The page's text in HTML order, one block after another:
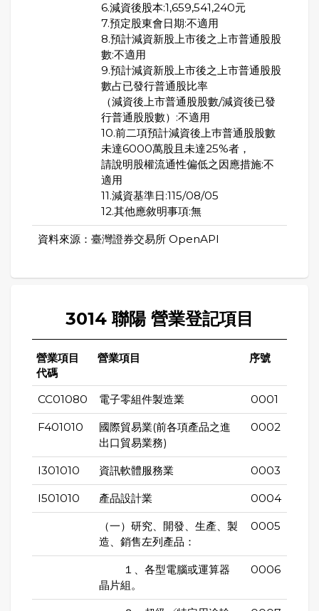
6.減資後股本:1,659,541,240元
7.預定股東會日期:不適用
8.預計減資新股上市後之上市普通股股
數:不適用
9.預計減資新股上市後之上市普通股股
數占已發行普通股比率
（減資後上市普通股股數/減資後已發
行普通股股數）:不適用
10.前二項預計減資後上巿普通股股數
未達6000萬股且未達25%者，
請說明股權流通性偏低之因應措施:不
適用
11.減資基準日:115/08/05
12.其他應敘明事項:無
資料來源：臺灣證券交易所 OpenAPI
3014 聯陽 營業登記項目
營業項目
代碼
營業項目 序號
CC01080 電子零組件製造業 0001
F401010
國際貿易業(前各項產品之進
出口貿易業務)
0002
I301010 資訊軟體服務業 0003
I501010 產品設計業 0004
（一）研究、開發、生產、製
造、銷售左列產品：
0005
１、各型電腦或運算器
晶片組。
0006